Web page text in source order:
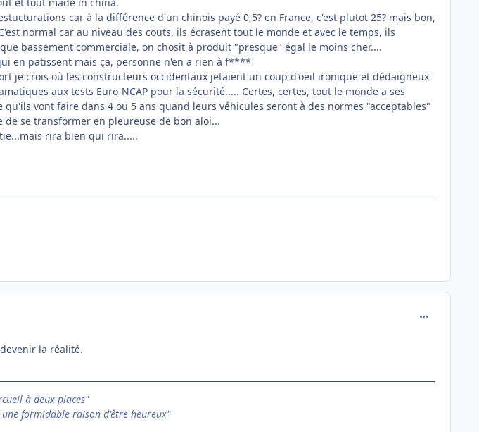
car à la différence d'un chinois payé 0,5? en France, c'est plutot 25? mais bon,
normal car au niveau des couts, ils écrasent tout le monde et avec le temps, ils
bassement commerciale, on chosit à produit "presque" égal le moins cher....
en patissent mais ça, personne n'en a rien à f****
je crois où les constructeurs occidentaux jetaient un coup d'oeil ironique et dédaigneux
aux tests Euro-NCAP pour la sécurité..... Certes, certes, tout le monde a ses
vont faire dans 4 ou 5 ans quand leurs véhicules seront à des normes "acceptables"
se transformer en pleureuse de bon aloi...
rira bien qui rira.....
la réalité.
à deux places"
formidable raison d'être heureux"